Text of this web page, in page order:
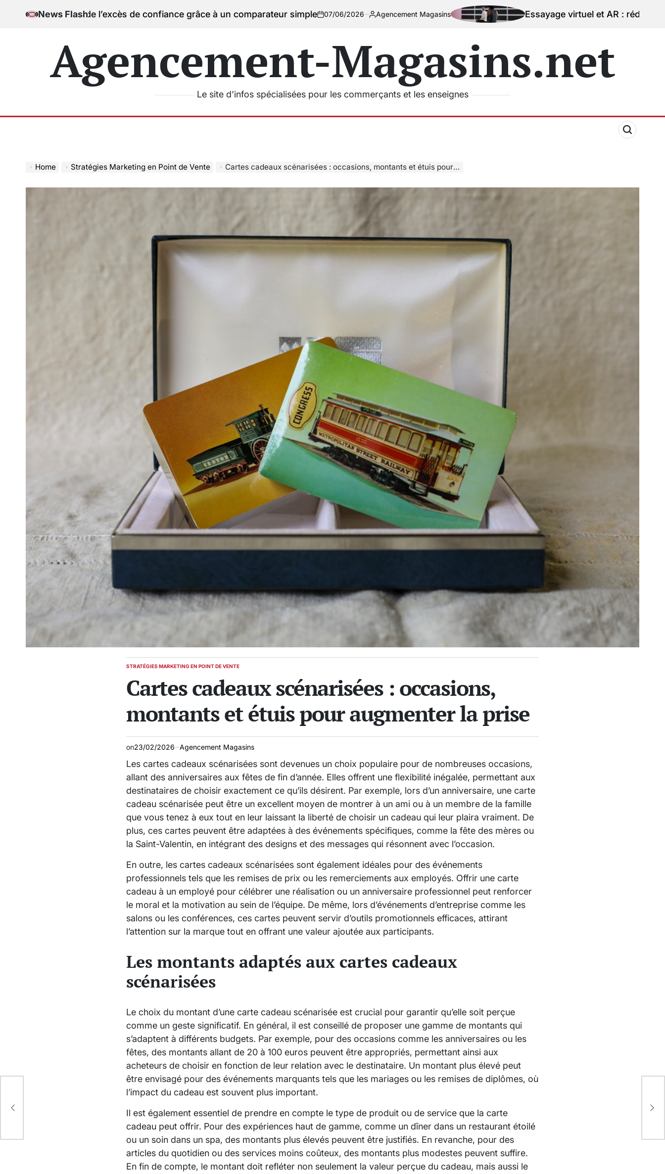
News Flash
de l’excès de confiance grâce à un comparateur simpleon
07/06/2026
Posted
Agencement Magasins Essayage virtuel et AR : réduire la peur de
Agencement-Magasins.net
Le site d'infos spécialisées pour les commerçants et les enseignes
Home Stratégies Marketing en Point de Vente Cartes cadeaux scénarisées : occasions, montants et étuis pour augmenter la prise
POSTED
STRATÉGIES MARKETING EN POINT DE VENTE
Cartes cadeaux scénarisées : occasions,
montants et étuis pour augmenter la prise
on23/02/2026 Agencement Magasins
Les cartes cadeaux scénarisées sont devenues un choix populaire pour de nombreuses occasions,
allant des anniversaires aux fêtes de fin d’année. Elles offrent une flexibilité inégalée, permettant aux
destinataires de choisir exactement ce qu’ils désirent. Par exemple, lors d’un anniversaire, une carte
cadeau scénarisée peut être un excellent moyen de montrer à un ami ou à un membre de la famille
que vous tenez à eux tout en leur laissant la liberté de choisir un cadeau qui leur plaira vraiment. De
plus, ces cartes peuvent être adaptées à des événements spécifiques, comme la fête des mères ou
la Saint-Valentin, en intégrant des designs et des messages qui résonnent avec l’occasion.
En outre, les cartes cadeaux scénarisées sont également idéales pour des événements
professionnels tels que les remises de prix ou les remerciements aux employés. Offrir une carte
cadeau à un employé pour célébrer une réalisation ou un anniversaire professionnel peut renforcer
le moral et la motivation au sein de l’équipe. De même, lors d’événements d’entreprise comme les
salons ou les conférences, ces cartes peuvent servir d’outils promotionnels efficaces, attirant
l’attention sur la marque tout en offrant une valeur ajoutée aux participants.
Les montants adaptés aux cartes cadeaux
scénarisées
Le choix du montant d’une carte cadeau scénarisée est crucial pour garantir qu’elle soit perçue
comme un geste significatif. En général, il est conseillé de proposer une gamme de montants qui
s’adaptent à différents budgets. Par exemple, pour des occasions comme les anniversaires ou les
fêtes, des montants allant de 20 à 100 euros peuvent être appropriés, permettant ainsi aux
acheteurs de choisir en fonction de leur relation avec le destinataire. Un montant plus élevé peut
être envisagé pour des événements marquants tels que les mariages ou les remises de diplômes, où
l’impact du cadeau est souvent plus important.
Il est également essentiel de prendre en compte le type de produit ou de service que la carte
cadeau peut offrir. Pour des expériences haut de gamme, comme un dîner dans un restaurant étoilé
ou un soin dans un spa, des montants plus élevés peuvent être justifiés. En revanche, pour des
articles du quotidien ou des services moins coûteux, des montants plus modestes peuvent suffire.
En fin de compte, le montant doit refléter non seulement la valeur perçue du cadeau, mais aussi le